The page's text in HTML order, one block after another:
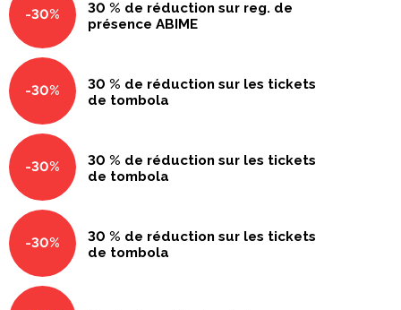
-30%
30 % de réduction sur reg. de
présence ABIME
-30%
30 % de réduction sur les tickets
de tombola
-30%
30 % de réduction sur les tickets
de tombola
-30%
30 % de réduction sur les tickets
de tombola